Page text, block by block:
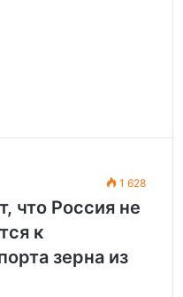
1 628
что Россия не
к
зерна из